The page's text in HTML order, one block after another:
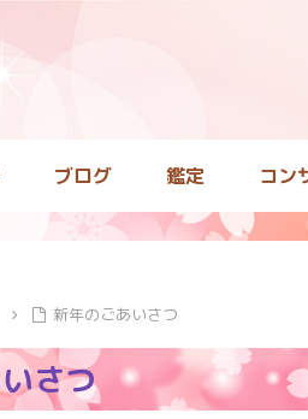
ブログ 鑑定 コン
新年のごあいさつ
さつ